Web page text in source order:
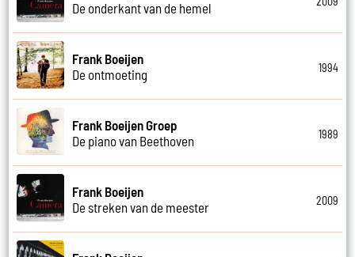
De onderkant van de hemel
Frank Boeijen
De ontmoeting
1994
Frank Boeijen Groep
De piano van Beethoven
1989
Frank Boeijen
De streken van de meester
2009